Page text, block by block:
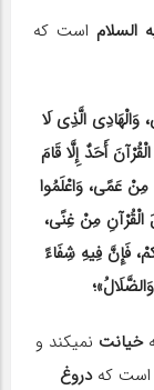
السلام است که
وَالْهَادِی الَّذِی لَا
أَحَدٌ إِلَّا قَامَ
عَمًی، وَاعْلَمُوا
الْقُرْآنِ مِنْ غِنًی،
فَإِنَّ فِیهِ شِفَاءً
خیانت نمی‎کند و
است کهدروغ